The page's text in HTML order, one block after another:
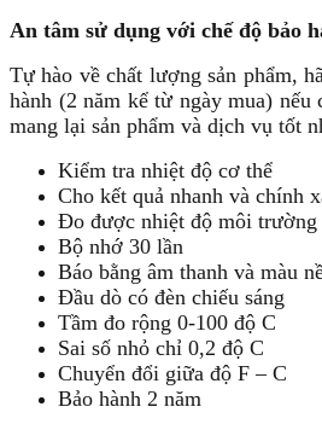
An tâm sử dụng với chế độ bảo
Tự hào về chất lượng sản phẩm,
hành (2 năm kể từ ngày mua)
mang lại sản phẩm và dịch vụ tốt
Kiểm tra nhiệt độ cơ thể
Cho kết quả nhanh và chính
Đo được nhiệt độ môi trường
Bộ nhớ 30 lần
Báo bằng âm thanh và màu
Đầu dò có đèn chiếu sáng
Tầm đo rộng 0-100 độ C
Sai số nhỏ chỉ 0,2 độ C
Chuyển đổi giữa độ F – C
Bảo hành 2 năm